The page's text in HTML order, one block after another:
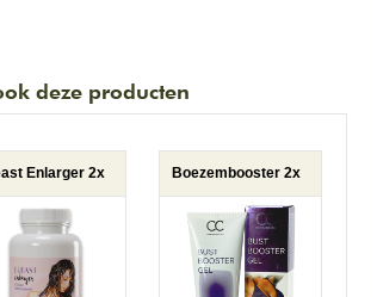
deze producten
Enlarger 2x Boezembooster 2x